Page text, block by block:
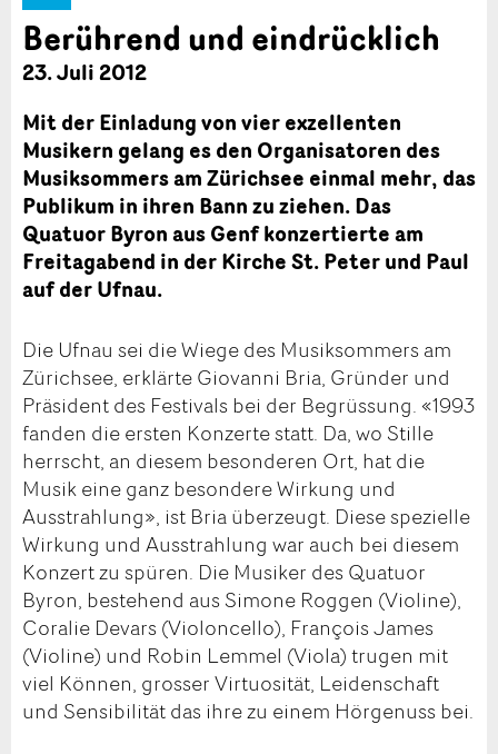
Berührend und eindrücklich
23. Juli 2012
Mit der Einladung von vier exzellenten
Musikern gelang es den Organisatoren des
Musiksommers am Zürichsee einmal mehr, das
Publikum in ihren Bann zu ziehen. Das
Quatuor Byron aus Genf konzertierte am
Freitagabend in der Kirche St. Peter und Paul
auf der Ufnau.
Die Ufnau sei die Wiege des Musiksommers am
Zürichsee, erklärte Giovanni Bria, Gründer und
Präsident des Festivals bei der Begrüssung. «1993
fanden die ersten Konzerte statt. Da, wo Stille
herrscht, an diesem besonderen Ort, hat die
Musik eine ganz besondere Wirkung und
Ausstrahlung», ist Bria überzeugt. Diese spezielle
Wirkung und Ausstrahlung war auch bei diesem
Konzert zu spüren. Die Musiker des Quatuor
Byron, bestehend aus Simone Roggen (Violine),
Coralie Devars (Violoncello), François James
(Violine) und Robin Lemmel (Viola) trugen mit
viel Können, grosser Virtuosität, Leidenschaft
und Sensibilität das ihre zu einem Hörgenuss bei.